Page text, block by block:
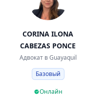
CORINA ILONA
CABEZAS PONCE
Адвокат в Guayaquil
Базовый
Онлайн